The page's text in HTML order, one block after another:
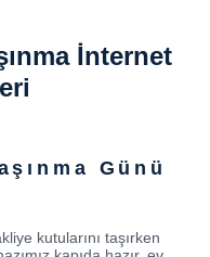
İnternet
Günü
kutularını taşırken